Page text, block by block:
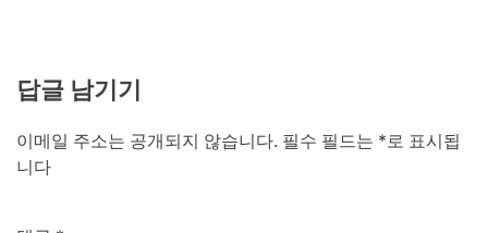
답글 남기기
이메일 주소는 공개되지 않습니다. 필수 필드는 *로 표시됩
니다